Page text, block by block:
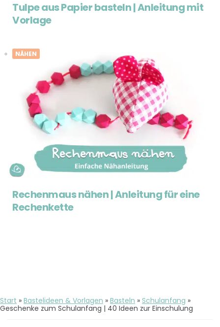
Tulpe aus Papier basteln | Anleitung mit
Vorlage
NÄHEN
Rechenmaus nähen | Anleitung für eine
Rechenkette
Start » Bastelideen & Vorlagen » Basteln » Schulanfang »
Geschenke zum Schulanfang | 40 Ideen zur Einschulung